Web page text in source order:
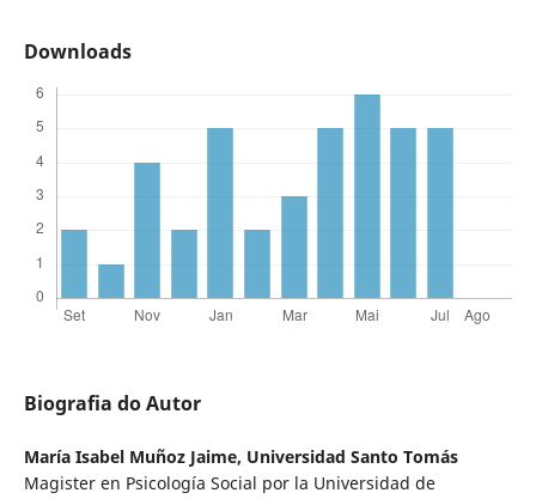
Downloads
Biografia do Autor
María Isabel Muñoz Jaime, Universidad Santo Tomás
Magister en Psicología Social por la Universidad de